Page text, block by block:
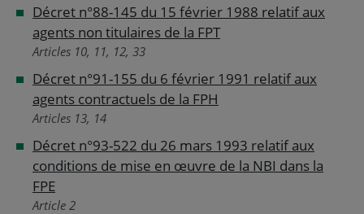
Décret n°88-145 du 15 février 1988 relatif aux
agents non titulaires de la FPT
Articles 10, 11, 12, 33
Décret n°91-155 du 6 février 1991 relatif aux
agents contractuels de la FPH
Articles 13, 14
Décret n°93-522 du 26 mars 1993 relatif aux
conditions de mise en œuvre de la NBI dans la
FPE
Article 2